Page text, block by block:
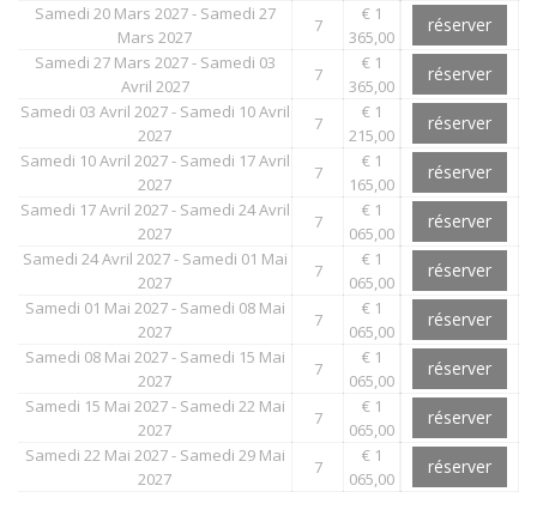
Samedi 20 Mars 2027 - Samedi 27
Mars 2027
7
€ 1
365,00
réserver
Samedi 27 Mars 2027 - Samedi 03
Avril 2027
7
€ 1
365,00
réserver
Samedi 03 Avril 2027 - Samedi 10 Avril
2027
7
€ 1
215,00
réserver
Samedi 10 Avril 2027 - Samedi 17 Avril
2027
7
€ 1
165,00
réserver
Samedi 17 Avril 2027 - Samedi 24 Avril
2027
7
€ 1
065,00
réserver
Samedi 24 Avril 2027 - Samedi 01 Mai
2027
7
€ 1
065,00
réserver
Samedi 01 Mai 2027 - Samedi 08 Mai
2027
7
€ 1
065,00
réserver
Samedi 08 Mai 2027 - Samedi 15 Mai
2027
7
€ 1
065,00
réserver
Samedi 15 Mai 2027 - Samedi 22 Mai
2027
7
€ 1
065,00
réserver
Samedi 22 Mai 2027 - Samedi 29 Mai
2027
7
€ 1
065,00
réserver